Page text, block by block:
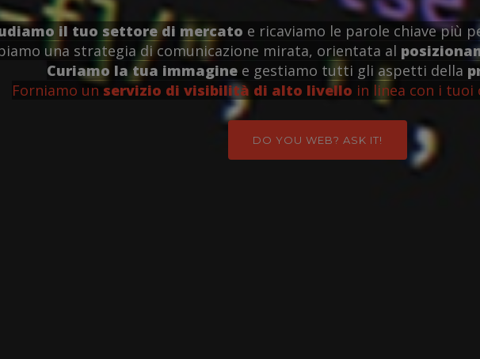
il tuo settore di mercato e ricaviamo le parole chiave più
una strategia di comunicazione mirata, orientata al
Curiamo la tua immagine e gestiamo tutti gli aspetti della
Forniamo un servizio di visibilità di alto livello in linea con i
DO YOU WEB? ASK IT!